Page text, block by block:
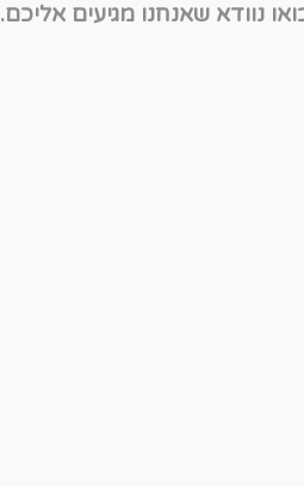
נוודא שאנחנו מגיעים אליכם.